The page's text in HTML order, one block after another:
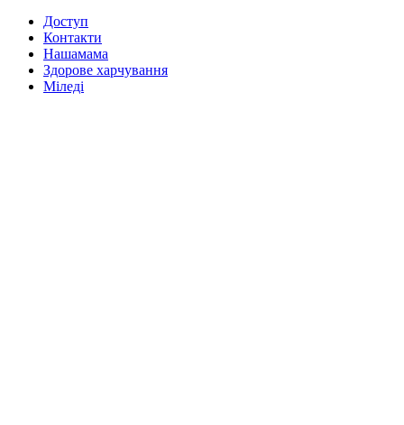
Доступ
Контакти
Нашамама
Здорове харчування
Міледі